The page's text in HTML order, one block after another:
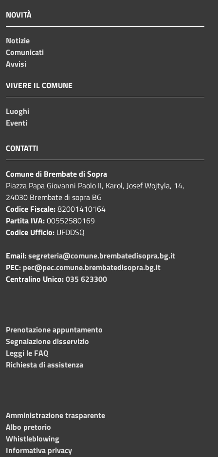
NOVITÀ
Notizie
Comunicati
Avvisi
VIVERE IL COMUNE
Luoghi
Eventi
CONTATTI
Comune di Brembate di Sopra
Piazza Papa Giovanni Paolo II, Karol, Josef Wojtyla, 14,
24030 Brembate di sopra BG
Codice Fiscale:82001410164
Partita IVA:00552580169
Codice Ufficio: UFDDSQ
Email:segreteria@comune.brembatedisopra.bg.it
PEC: pec@pec.comune.brembatedisopra.bg.it
Centralino Unico:035 623300
Prenotazione appuntamento
Segnalazione disservizio
Leggi le FAQ
Richiesta di assistenza
Amministrazione trasparente
Albo pretorio
Whistleblowing
Informativa privacy